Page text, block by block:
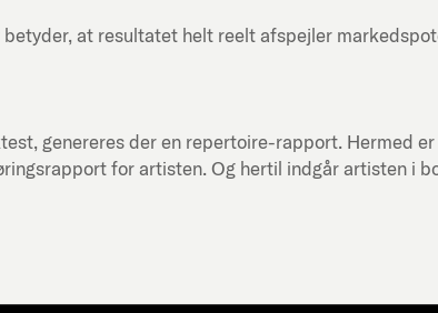
at resultatet helt reelt afspejler
genereres der en repertoire-rapport. Hermed
for artisten. Og hertil indgår artisten i